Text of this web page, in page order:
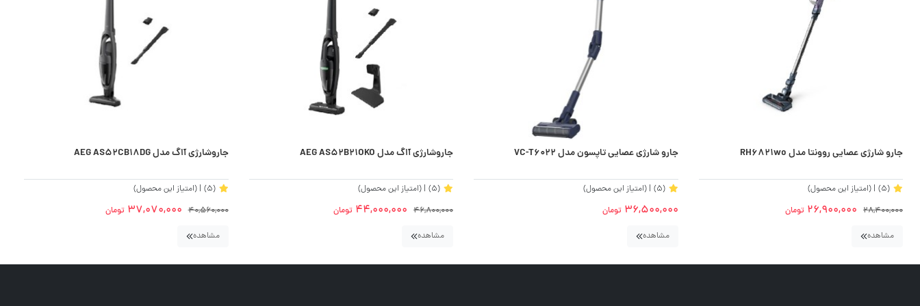
جارو شارژی عصایی روونتا مدل RH6821wo
(5)
| (امتیاز این محصول)
28,400,000
26,900,000 تومان
مشاهده
جارو شارژی عصایی تاپسون مدل VC-T6022
(5) | (امتیاز این محصول)
36,500,000 تومان
مشاهده
جاروشارژی آاگ مدل AEG AS52B21OKO
(5)
| (امتیاز این محصول)
46,800,000
44,000,000 تومان
مشاهده
جاروشارژی آاگ مدل AEG AS52CB18DG
(5)
| (امتیاز این محصول)
40,560,000
37,070,000 تومان
مشاهده